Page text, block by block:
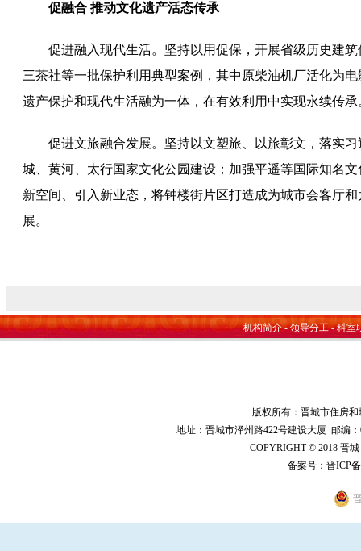
促融合 推动文化遗产活态传承
促进融入现代生活。坚持以用促保，开展省级历史建
三茶社等一批保护利用典型案例，其中原柴油机厂活化为
遗产保护和现代生活融为一体，在有效利用中实现永续传承
促进文旅融合发展。坚持以文塑旅、以旅彰文，落实
城、黄河、太行国家文化公园建设；加强平遥等国际知名
新空间、引入新业态，将钟楼街片区打造成为城市会客厅
展。
机构简介-领导分工-科室
版权所有：晋城市住房
地址：晋城市泽州路422号建设大厦 邮编：
COPYRIGHT © 2018 晋
备案号： 晋ICP